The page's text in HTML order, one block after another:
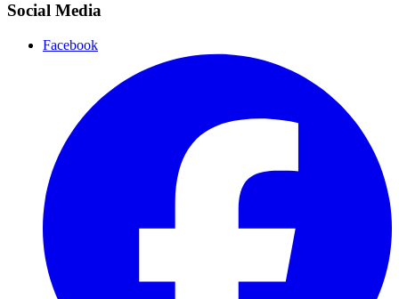
Social Media
Facebook